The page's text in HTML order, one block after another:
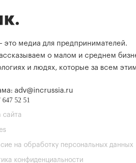
это медиа для предпринимателей.
о малом и среднем
и людях, которые за всем
adv@incrussia.ru
647 52 51
сайта
на обработку персональных данных
конфиденциальности